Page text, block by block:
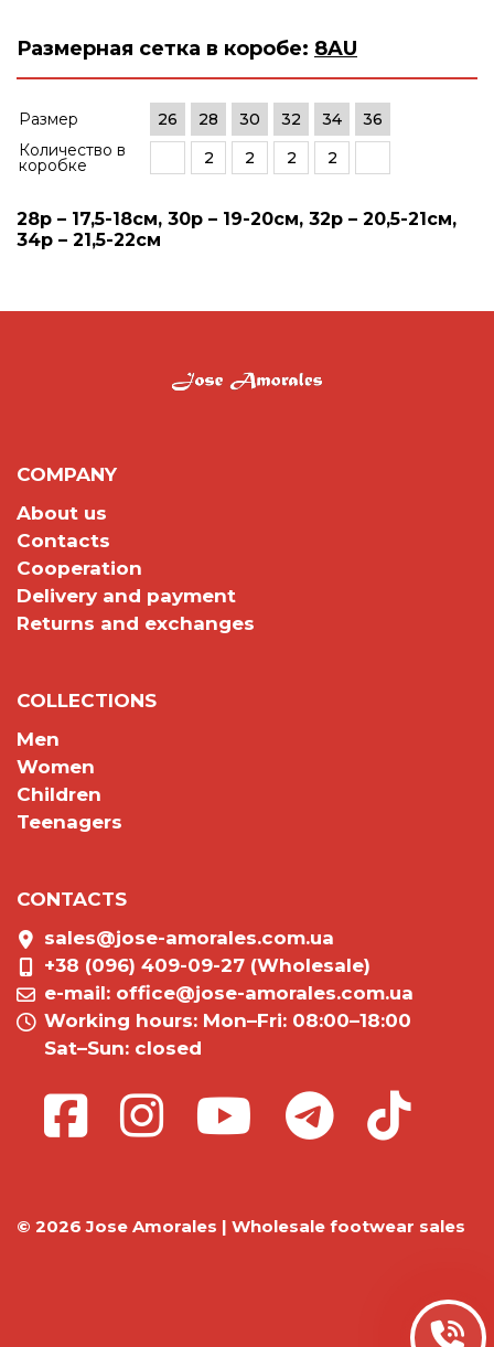
Размерная сетка в коробе: 8AU
Размер 26 28 30 32 34
36
Количество в
коробке 2 2 2 2
28р – 17,5-18см, 30р – 19-20см, 32р – 20,5-21см,
34р – 21,5-22см
COMPANY
About us
Contacts
Cooperation
Delivery and payment
Returns and exchanges
COLLECTIONS
Men
Women
Children
Teenagers
CONTACTS
sales@jose-amorales.com.ua
+38 (096) 409-09-27 (Wholesale)
e-mail: office@jose-amorales.com.ua
Working hours: Mon–Fri: 08:00–18:00
Sat–Sun: closed
© 2026 Jose Amorales | Wholesale footwear sales